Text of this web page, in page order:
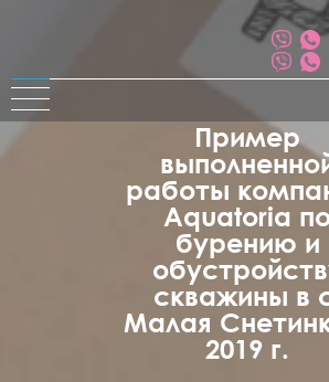
Пример
работы
Aquatoria
бурению и
скважины в
Малая
2019 г.